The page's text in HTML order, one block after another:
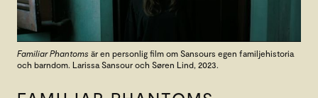
Familiar Phantoms är en personlig film om Sansours egen familjehistoria
och barndom. Larissa Sansour och Søren Lind, 2023.